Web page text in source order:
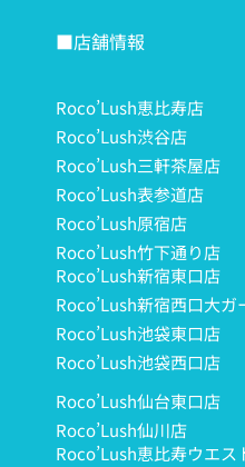
■店舗情報
Roco’Lush恵比寿店
Roco’Lush渋谷店
Roco’Lush三軒茶屋店
Roco’Lush表参道店
Roco’Lush原宿店
Roco’Lush竹下通り店
Roco’Lush新宿東口店
Roco’Lush新宿西口大ガ
Roco’Lush池袋東口店
Roco’Lush池袋西口店
Roco’Lush仙台東口店
Roco’Lush仙川店
Roco’Lush恵比寿ウエ